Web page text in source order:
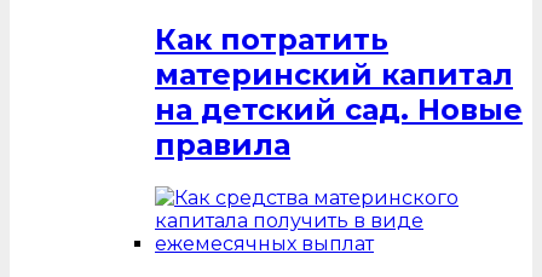
Как потратить
материнский капитал
на детский сад. Новые
правила